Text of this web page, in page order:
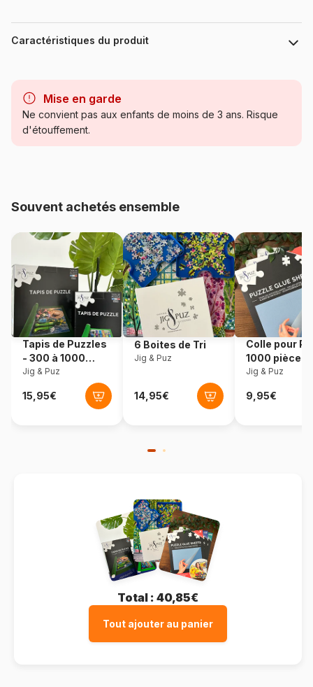
Puzzle 1000 Teile Puzzlefläche : 69,3 x 49,3 cm
Caractéristiques du produit
Catégorie Puzzles - Campagne
Référence Schmidt-Spiele-58461
EAN 4001504584610
Nombre de pièces 1000 pièces
Dimensions 69 x 49 cm
Mise en garde
Ne convient pas aux enfants de moins de 3 ans. Risque
d'étouffement.
Souvent achetés ensemble
Tapis de Puzzles
- 300 à 1000
pièces
Jig & Puz
6 Boites de Tri
Jig & Puz
Colle pour
1000 pièces
Jig & Puz
Total : 40,85€
Tout ajouter au panier